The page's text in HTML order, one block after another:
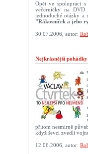
Opět ve spolupráci
večerníčky na DVD
jednoduché otázky a
"Rákosníček a jeho
30.07.2006, autor:
Nejkrásnější
přitom nesmírně
když ševci zvedli
12.06.2006, autor: